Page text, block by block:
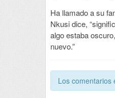
Ha llamado a su
Nkusi dice,
algo estaba
nuevo.”
Los comentarios